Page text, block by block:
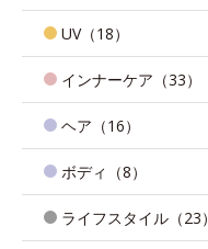
UV（18）
インナーケア（33）
ヘア（16）
ボディ（8）
ライフスタイル（23）